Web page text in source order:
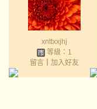
xnttxxjhj
等級：1
留言｜ 加入好友